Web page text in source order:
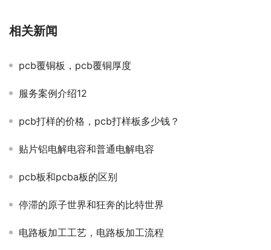
相关新闻
pcb覆铜板，pcb覆铜厚度
服务案例介绍12
pcb打样的价格，pcb打样板多少钱？
贴片铝电解电容和普通电解电容
pcb板和pcba板的区别
停滞的原子世界和狂奔的比特世界
电路板加工工艺，电路板加工流程